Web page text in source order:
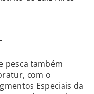
pesca também
com o
Especiais da